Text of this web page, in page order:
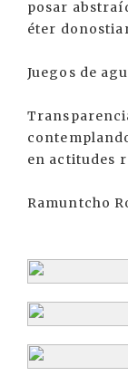
posar
éter
Juegos de
en actitudes
Ramuntcho